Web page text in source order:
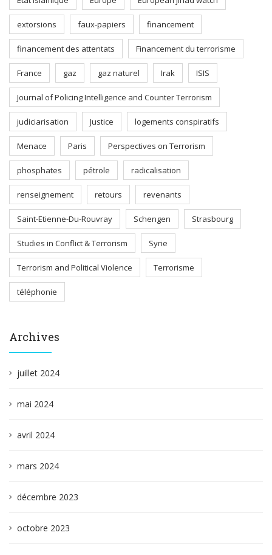
extorsions faux-papiers financement
financement des attentats Financement du terrorisme
France gaz gaz naturel Irak ISIS
Journal of Policing Intelligence and Counter Terrorism
judiciarisation Justice logements conspiratifs
Menace Paris Perspectives on Terrorism
phosphates pétrole radicalisation
renseignement retours revenants
Saint-Etienne-Du-Rouvray Schengen Strasbourg
Studies in Conflict & Terrorism Syrie
Terrorism and Political Violence Terrorisme
téléphonie
Archives
juillet 2024
mai 2024
avril 2024
mars 2024
décembre 2023
octobre 2023